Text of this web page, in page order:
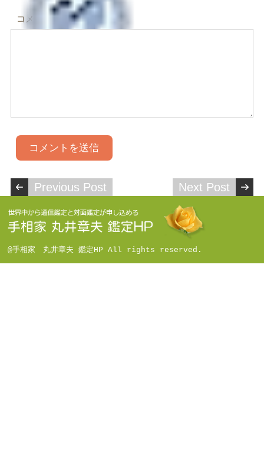
コメント
Previous Post Next Post
@手相家 丸井章夫 鑑定HP All rights reserved.